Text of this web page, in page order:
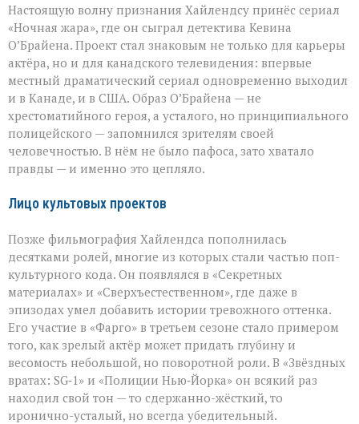
Настоящую волну признания Хайлендсу принёс сериал
«Ночная жара», где он сыграл детектива Кевина
О’Брайена. Проект стал знаковым не только для карьеры
актёра, но и для канадского телевидения: впервые
местный драматический сериал одновременно выходил
и в Канаде, и в США. Образ О’Брайена — не
хрестоматийного героя, а усталого, но принципиального
полицейского — запомнился зрителям своей
человечностью. В нём не было пафоса, зато хватало
правды — и именно это цепляло.
Лицо культовых проектов
Позже фильмография Хайлендса пополнилась
десятками ролей, многие из которых стали частью поп-
культурного кода. Он появлялся в «Секретных
материалах» и «Сверхъестественном», где даже в
эпизодах умел добавить истории тревожного оттенка.
Его участие в «Фарго» в третьем сезоне стало примером
того, как зрелый актёр может придать глубину и
весомость небольшой, но поворотной роли. В «Звёздных
вратах: SG‑1» и «Полиции Нью‑Йорка» он всякий раз
находил свой тон — то сдержанно-жёсткий, то
иронично-усталый, но всегда убедительный.